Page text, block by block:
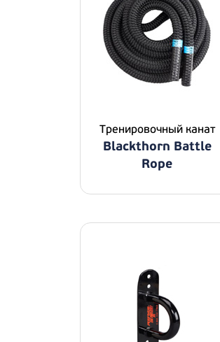
Тренировочный канат
Blackthorn Battle
Rope